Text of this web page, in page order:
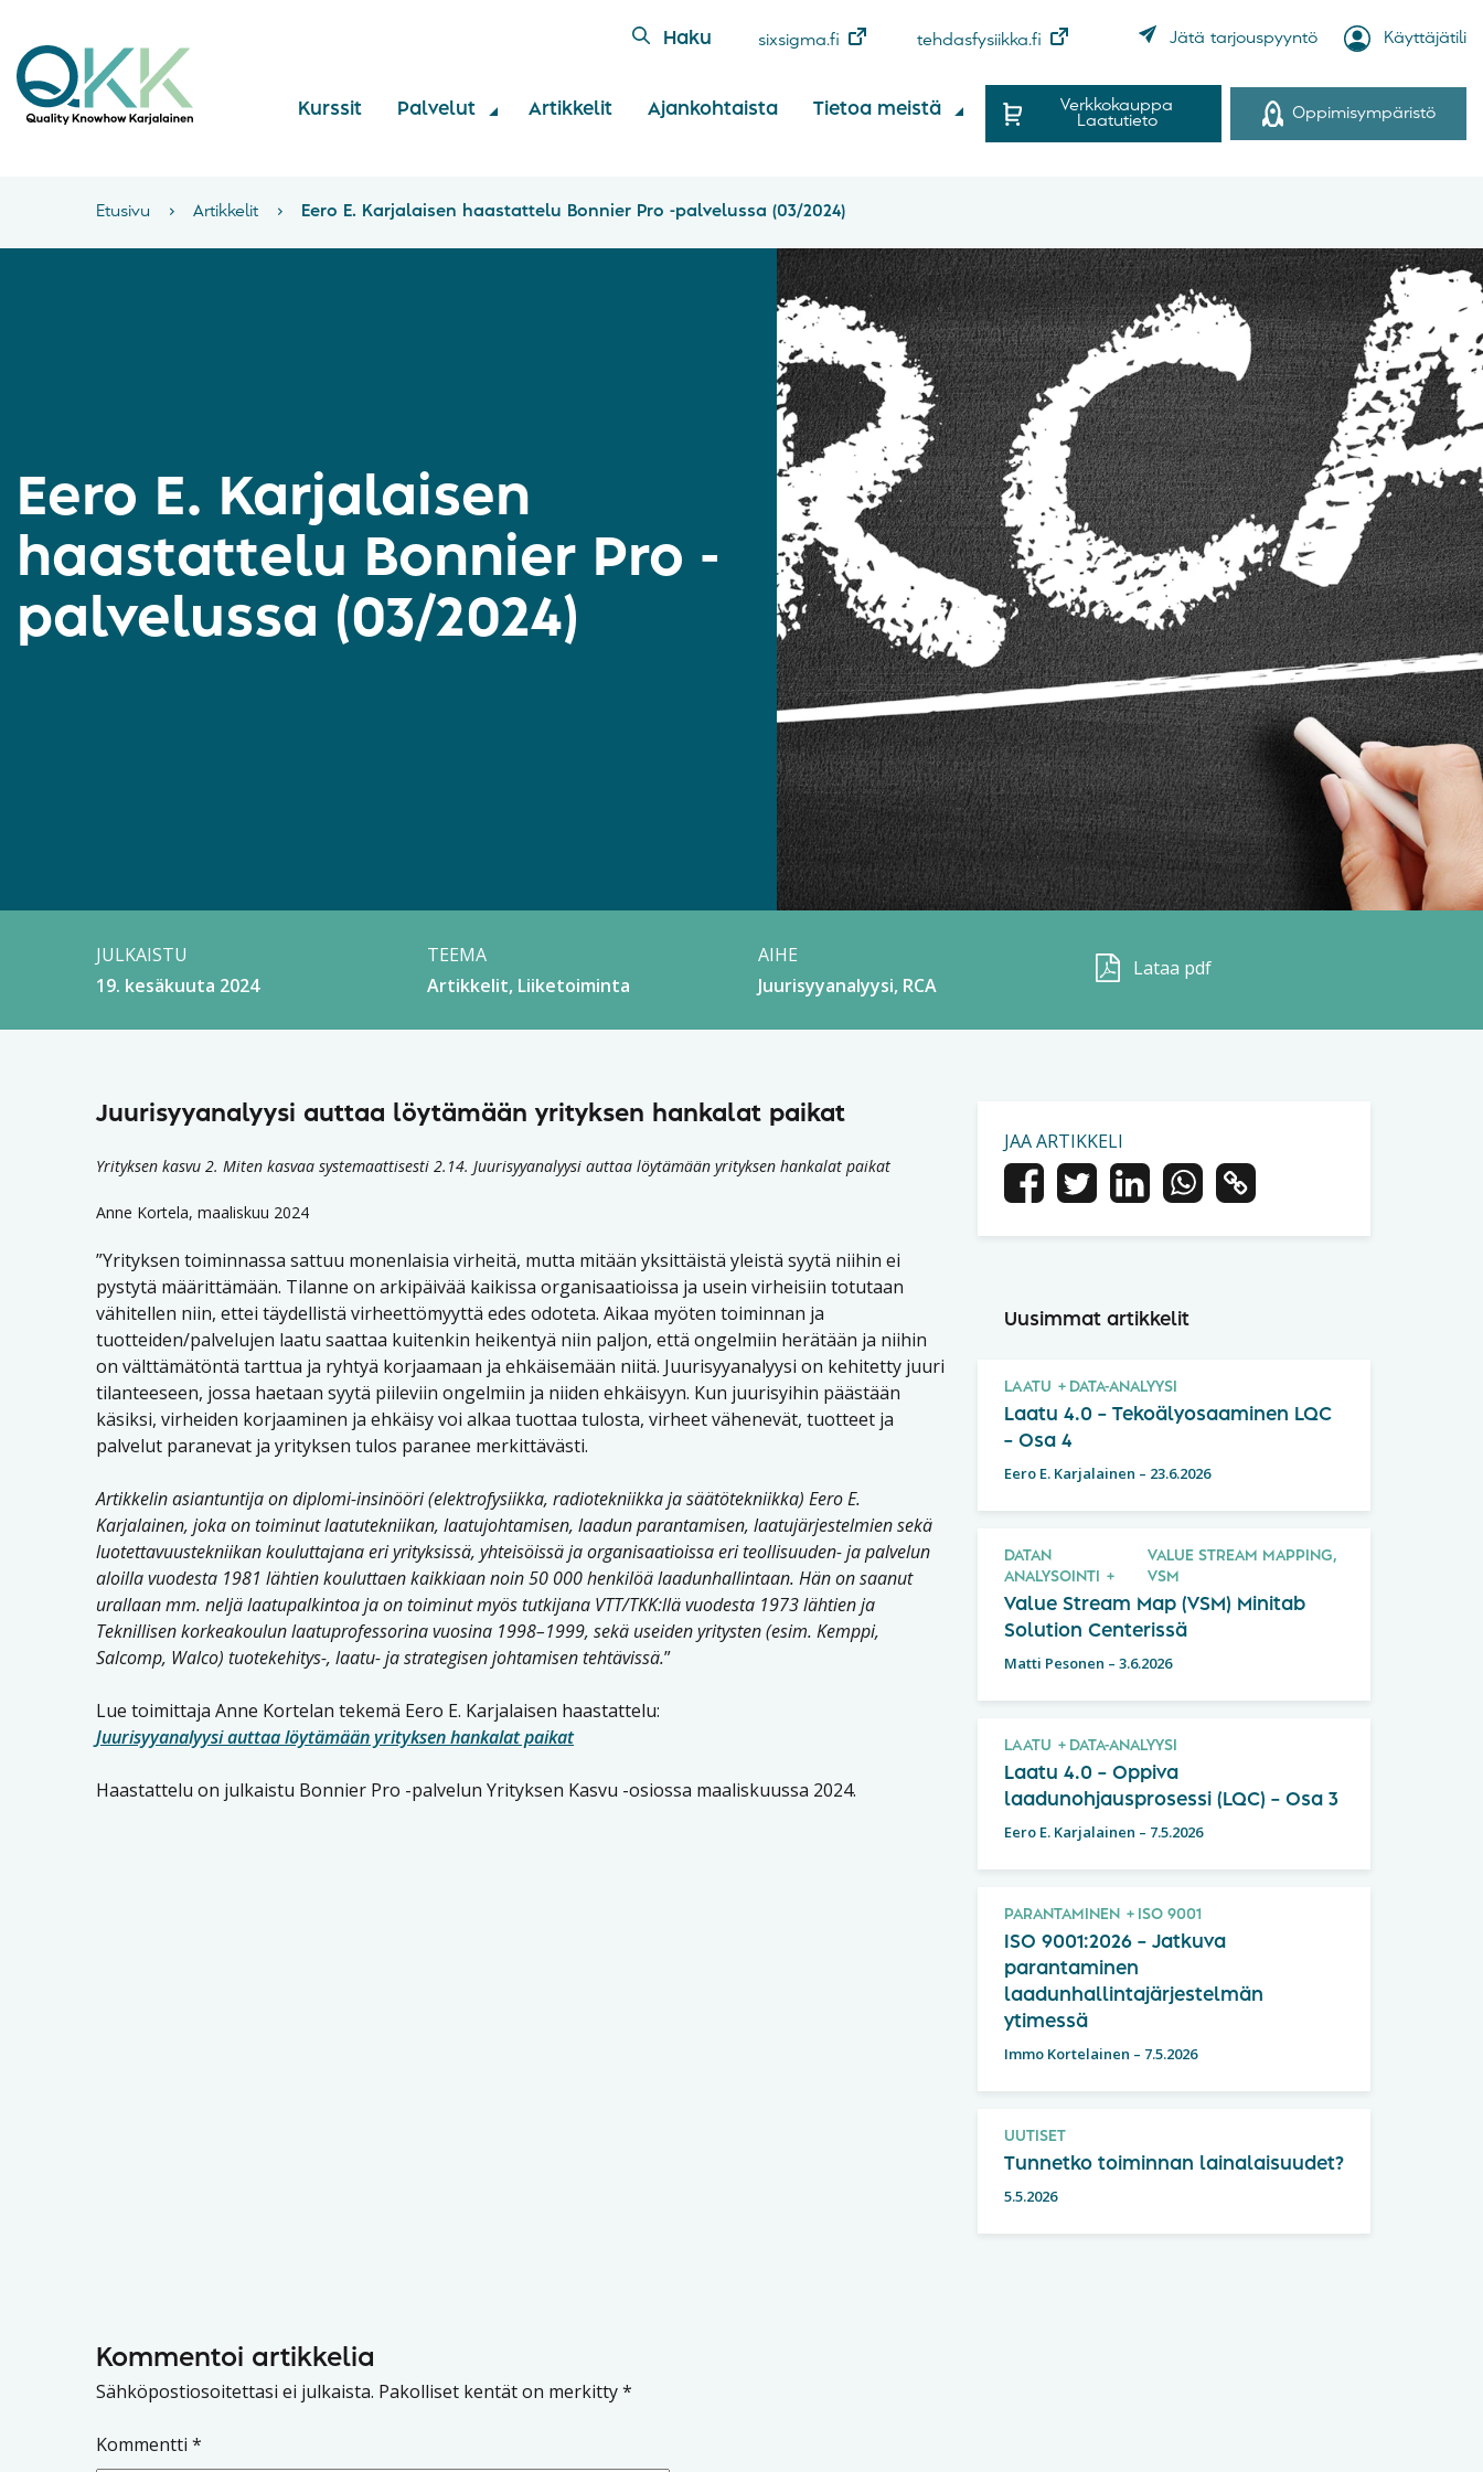
Haku sixsigma.fi tehdasfysiikka.fi Jätä tarjouspyyntö Käyttäjätili
Kurssit Palvelut Artikkelit Ajankohtaista Tietoa meistä
Verkkokauppa
Laatutieto
Oppimisympäristö
Etusivu › Artikkelit › Eero E. Karjalaisen haastattelu Bonnier Pro -palvelussa (03/2024)
Eero E. Karjalaisen
haastattelu Bonnier Pro -
palvelussa (03/2024)
JULKAISTU
19. kesäkuuta 2024
TEEMA
Artikkelit Liiketoiminta
AIHE
Juurisyyanalyysi, RCA
Lataa pdf
Juurisyyanalyysi auttaa löytämään yrityksen hankalat paikat
Yrityksen kasvu 2. Miten kasvaa systemaattisesti 2.14. Juurisyyanalyysi auttaa löytämään yrityksen hankalat paikat
Anne Kortela, maaliskuu 2024
”Yrityksen toiminnassa sattuu monenlaisia virheitä, mutta mitään yksittäistä yleistä syytä niihin ei
pystytä määrittämään. Tilanne on arkipäivää kaikissa organisaatioissa ja usein virheisiin totutaan
vähitellen niin, ettei täydellistä virheettömyyttä edes odoteta. Aikaa myöten toiminnan ja
tuotteiden/palvelujen laatu saattaa kuitenkin heikentyä niin paljon, että ongelmiin herätään ja niihin
on välttämätöntä tarttua ja ryhtyä korjaamaan ja ehkäisemään niitä. Juurisyyanalyysi on kehitetty juuri
tilanteeseen, jossa haetaan syytä piileviin ongelmiin ja niiden ehkäisyyn. Kun juurisyihin päästään
käsiksi, virheiden korjaaminen ja ehkäisy voi alkaa tuottaa tulosta, virheet vähenevät, tuotteet ja
palvelut paranevat ja yrityksen tulos paranee merkittävästi.
Artikkelin asiantuntija on diplomi-insinööri (elektrofysiikka, radiotekniikka ja säätötekniikka) Eero E.
Karjalainen, joka on toiminut laatutekniikan, laatujohtamisen, laadun parantamisen, laatujärjestelmien sekä
luotettavuustekniikan kouluttajana eri yrityksissä, yhteisöissä ja organisaatioissa eri teollisuuden- ja palvelun
aloilla vuodesta 1981 lähtien kouluttaen kaikkiaan noin 50 000 henkilöä laadunhallintaan. Hän on saanut
urallaan mm. neljä laatupalkintoa ja on toiminut myös tutkijana VTT/TKK:llä vuodesta 1973 lähtien ja
Teknillisen korkeakoulun laatuprofessorina vuosina 1998–1999, sekä useiden yritysten (esim. Kemppi,
Salcomp, Walco) tuotekehitys-, laatu- ja strategisen johtamisen tehtävissä.”
Lue toimittaja Anne Kortelan tekemä Eero E. Karjalaisen haastattelu:
Juurisyyanalyysi auttaa löytämään yrityksen hankalat paikat
Haastattelu on julkaistu Bonnier Pro -palvelun Yrityksen Kasvu -osiossa maaliskuussa 2024.
JAA ARTIKKELI
Uusimmat artikkelit
LAATU DATA-ANALYYSI
Laatu 4.0 – Tekoälyosaaminen LQC
– Osa 4
Eero E. Karjalainen – 23.6.2026
DATAN
ANALYSOINTI
VALUE STREAM MAPPING,
VSM
Value Stream Map (VSM) Minitab
Solution Centerissä
Matti Pesonen – 3.6.2026
LAATU DATA-ANALYYSI
Laatu 4.0 – Oppiva
laadunohjausprosessi (LQC) – Osa 3
Eero E. Karjalainen – 7.5.2026
PARANTAMINEN ISO 9001
ISO 9001:2026 – Jatkuva
parantaminen
laadunhallintajärjestelmän
ytimessä
Immo Kortelainen – 7.5.2026
UUTISET
Tunnetko toiminnan lainalaisuudet?
5.5.2026
Kommentoi artikkelia
Sähköpostiosoitettasi ei julkaista. Pakolliset kentät on merkitty*
Kommentti *